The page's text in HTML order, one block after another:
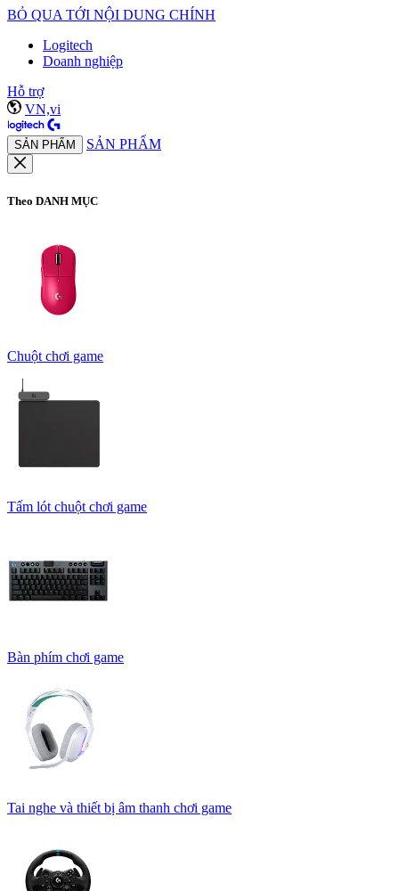
BỎ QUA TỚI NỘI DUNG CHÍNH
Logitech
Doanh nghiệp
Hỗ trợ
VN,vi
SẢN PHẨM SẢN PHẨM
Theo DANH MỤC
Chuột chơi game
Tấm lót chuột chơi game
Bàn phím chơi game
Tai nghe và thiết bị âm thanh chơi game